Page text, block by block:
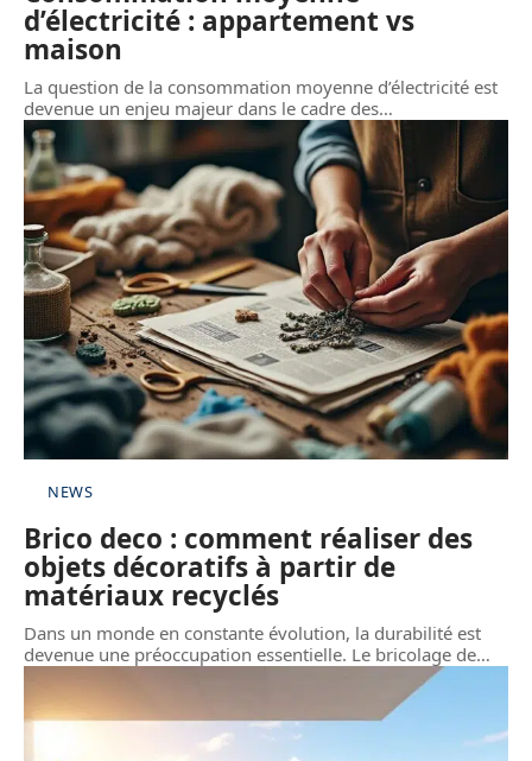
d’électricité : appartement vs
maison
La question de la consommation moyenne d’électricité est
devenue un enjeu majeur dans le cadre des…
NEWS
Brico deco : comment réaliser des
objets décoratifs à partir de
matériaux recyclés
Dans un monde en constante évolution, la durabilité est
devenue une préoccupation essentielle. Le bricolage de…